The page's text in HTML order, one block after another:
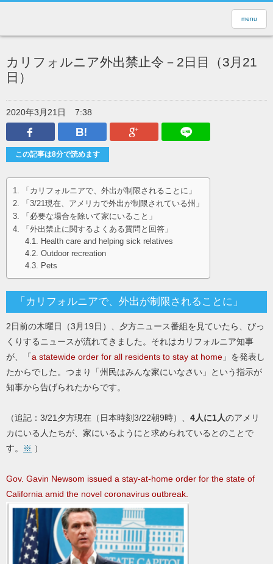
menu
カリフォルニア外出禁止令－2日目（3月21
日）
2020年3月21日
7:38
Facebook
はてなブックマークGoogle Plus
この記事は8分で読めます
「カリフォルニアで、外出が制限されることに」
「3/21現在、アメリカで外出が制限されている州」
「必要な場合を除いて家にいること」
「外出禁止に関するよくある質問と回答」
Health care and helping sick relatives
Outdoor recreation
Pets
「カリフォルニアで、外出が制限されることに」
2日前の木曜日（3月19日）、夕方ニュース番組を見ていたら、びっ
くりするニュースが流れてきました。それはカリフォルニア知事
が、「a statewide order for all residents to stay at home 」を発表し
たからでした。つまり「州民はみんな家にいなさい」という指示が
知事から告げられたからです。
（追記：3/21夕方現在（日本時刻3/22朝9時）、 4人に1人のアメリ
カにいる人たちが、家にいるようにと求められているとのことで
す。
※ ）
Gov. Gavin Newsom issued a stay-at-home order for the state of
California amid the novel coronavirus outbreak.